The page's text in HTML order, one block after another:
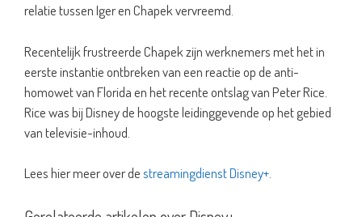
relatie tussen Iger en Chapek vervreemd.
Recentelijk frustreerde Chapek zijn werknemers met het in
eerste instantie ontbreken van een reactie op de anti-
homowet van Florida en het recente ontslag van Peter Rice.
Rice was bij Disney de hoogste leidinggevende op het gebied
van televisie-inhoud.
Lees hier meer over destreamingdienst Disney+